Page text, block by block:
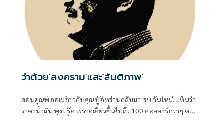
ว่าด้วย'สงคราม'และ'สันติภาพ'
ตอนคุณพ่ออเมริกากับคุณปู่อิหร่านกลับมา รบ กันใหม่...เห็นว่า
ราคาน้ำมัน พุ่งปรู๊ด พรวดเดียวขึ้นไปถึง 100 ดอลลาร์กว่าๆ ต่อ